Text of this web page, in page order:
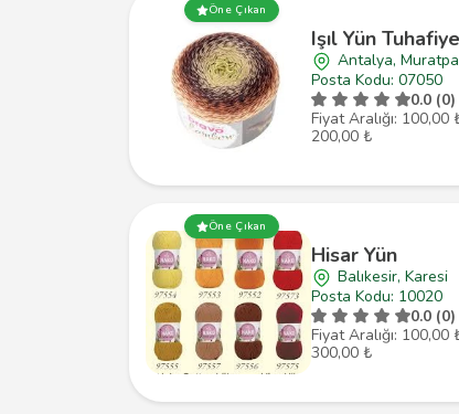
Öne Çıkan
Işıl Yün Tuhafiye
Antalya,
Posta Kodu: 07050
0.0 (0)
Fiyat Aralığı: 100,00
200,00 ₺
Öne Çıkan
Hisar Yün
Balıkesir, Karesi
Posta Kodu: 10020
0.0 (0)
Fiyat Aralığı: 100,00
300,00 ₺